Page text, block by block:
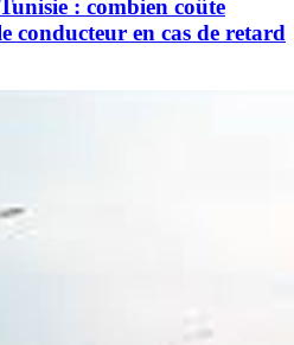
: combien coûte
conducteur en cas de retard